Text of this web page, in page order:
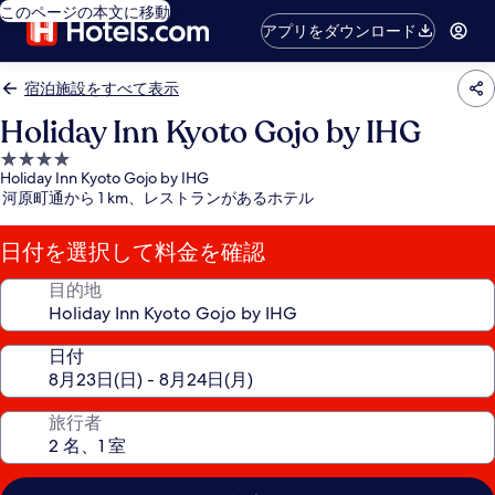
このページの本文に移動
アプリをダウンロード
宿泊施設をすべて表示
Holiday Inn Kyoto Gojo by IHG
4.0
つ
星
宿
泊
施
Holiday Inn Kyoto Gojo by IHG
河原町通から 1 km、レストランがあるホテル
日付を選択して料金を確認
目的地
日付
旅行者